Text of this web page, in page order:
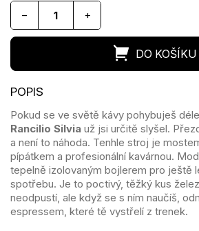
+
−
Pokud se ve světě kávy pohybuješ
Rancilio Silvia už jsi určitě slyšel.
a není to náhoda. Tenhle stroj je
pípátkem a profesionální kavárnou.
tepelně izolovaným bojlerem pro ještě
spotřebu. Je to poctivý, těžký kus
neodpustí, ale když se s ním naučíš,
espressem, které tě vystřelí z trenek.